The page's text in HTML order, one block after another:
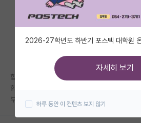
IF 명예의전당
자유 게시판(아무개랩)
미국 유학 게시판
미국 대학원 합격 후기 게시판
대학원 합격 후기 게시판
합격 후 면담에서는 주로 어떤 내용으로 면담을
합격하기전 사전컨택과는 면담내용이 많이 다
부탁드립니다ㅠㅠ
2026-27학년도 하반기 포스텍 대학원
자세히 보기
하루 동안 이 컨텐츠 보지 않기